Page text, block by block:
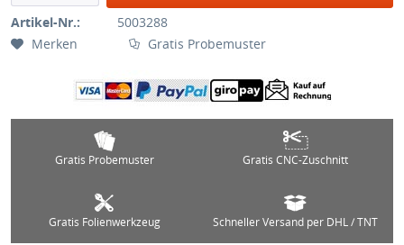
Artikel-Nr.:
5003288
Merken
Gratis Probemuster
Gratis Probemuster Gratis CNC-Zuschnitt
Gratis Folienwerkzeug Schneller Versand per DHL / TNT